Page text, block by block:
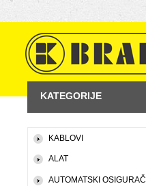
KATEGORIJE
KABLOVI
ALAT
AUTOMATSKI OSIGURAČI